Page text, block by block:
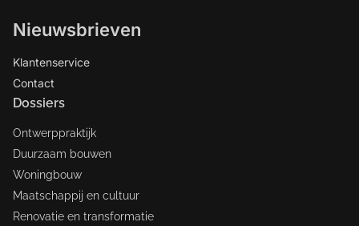
Nieuwsbrieven
Klantenservice
Contact
Dossiers
Ontwerppraktijk
Duurzaam bouwen
Woningbouw
Maatschappij en cultuur
Renovatie en transformatie